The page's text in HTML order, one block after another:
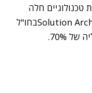
טכנולוגיים חלה
קפיצה של פי 3 בדרישה ל- Solution Architectבחו"ל
70%.